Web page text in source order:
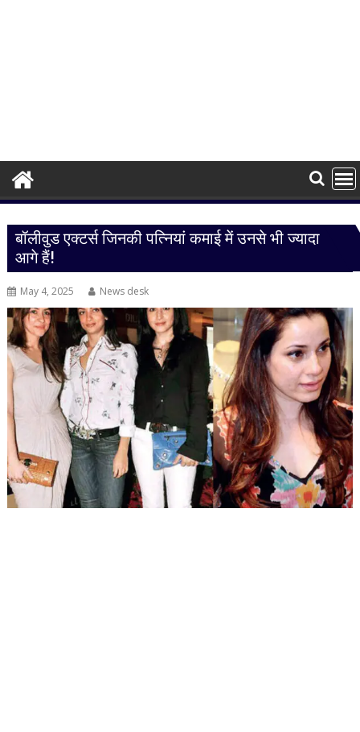
बॉलीवुड एक्टर्स जिनकी पत्नियां कमाई में उनसे भी ज्यादा
आगे हैं!
May 4, 2025 News desk